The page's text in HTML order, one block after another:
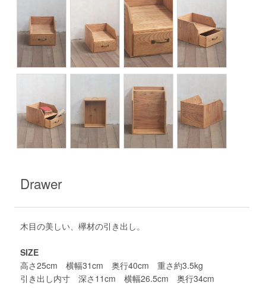
Drawer
木目の美しい、欅材の引き出し。
SIZE
高さ25cm 横幅31cm 奥行40cm 重さ約3.5kg
引き出し内寸 深さ11cm 横幅26.5cm 奥行34cm